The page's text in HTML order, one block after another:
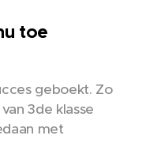
toe
geboekt. Zo
3de klasse
met